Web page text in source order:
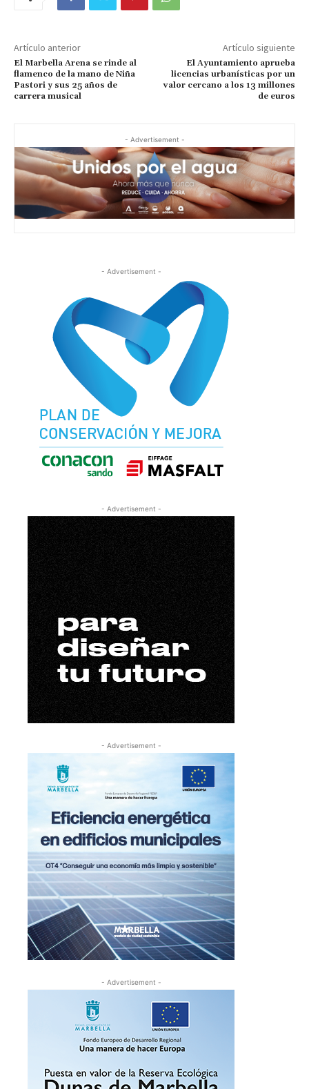
Artículo anterior
El Marbella Arena se rinde al
flamenco de la mano de Niña
Pastori y sus 25 años de
carrera musical
Artículo siguiente
El Ayuntamiento aprueba
licencias urbanísticas por un
valor cercano a los 13 millones
de euros
- Advertisement -
- Advertisement -
- Advertisement -
- Advertisement -
- Advertisement -